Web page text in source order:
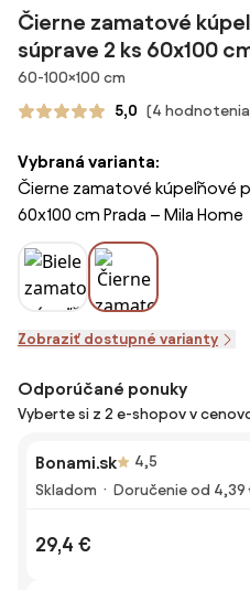
Čierne zamatové
súprave 2 ks 60x100
Rozmery
60-100×100 cm
5,0 (4
Vybraná varianta:
Čierne zamatové kúpeľňové
60x100 cm Prada – Mila Home
Zobraziť dostupné varianty
Odporúčané ponuky
Vyberte si z 2 e-shopov v
Bonami.sk 4,5
Skladom
Doručenie od 4,39
29,4 €